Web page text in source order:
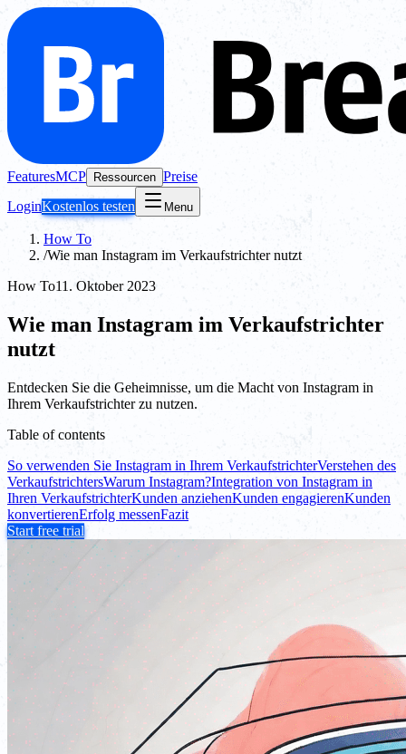
FeaturesMCP Ressourcen Preise
LoginKostenlos testen Menu
How To
/Wie man Instagram im Verkaufstrichter nutzt
How To11. Oktober 2023
Wie man Instagram im Verkaufstrichter
nutzt
Entdecken Sie die Geheimnisse, um die Macht von Instagram in
Ihrem Verkaufstrichter zu nutzen.
Table of contents
So verwenden Sie Instagram in Ihrem VerkaufstrichterVerstehen des
VerkaufstrichtersWarum Instagram?Integration von Instagram in
Ihren VerkaufstrichterKunden anziehenKunden engagierenKunden
konvertierenErfolg messenFazit
Start free trial